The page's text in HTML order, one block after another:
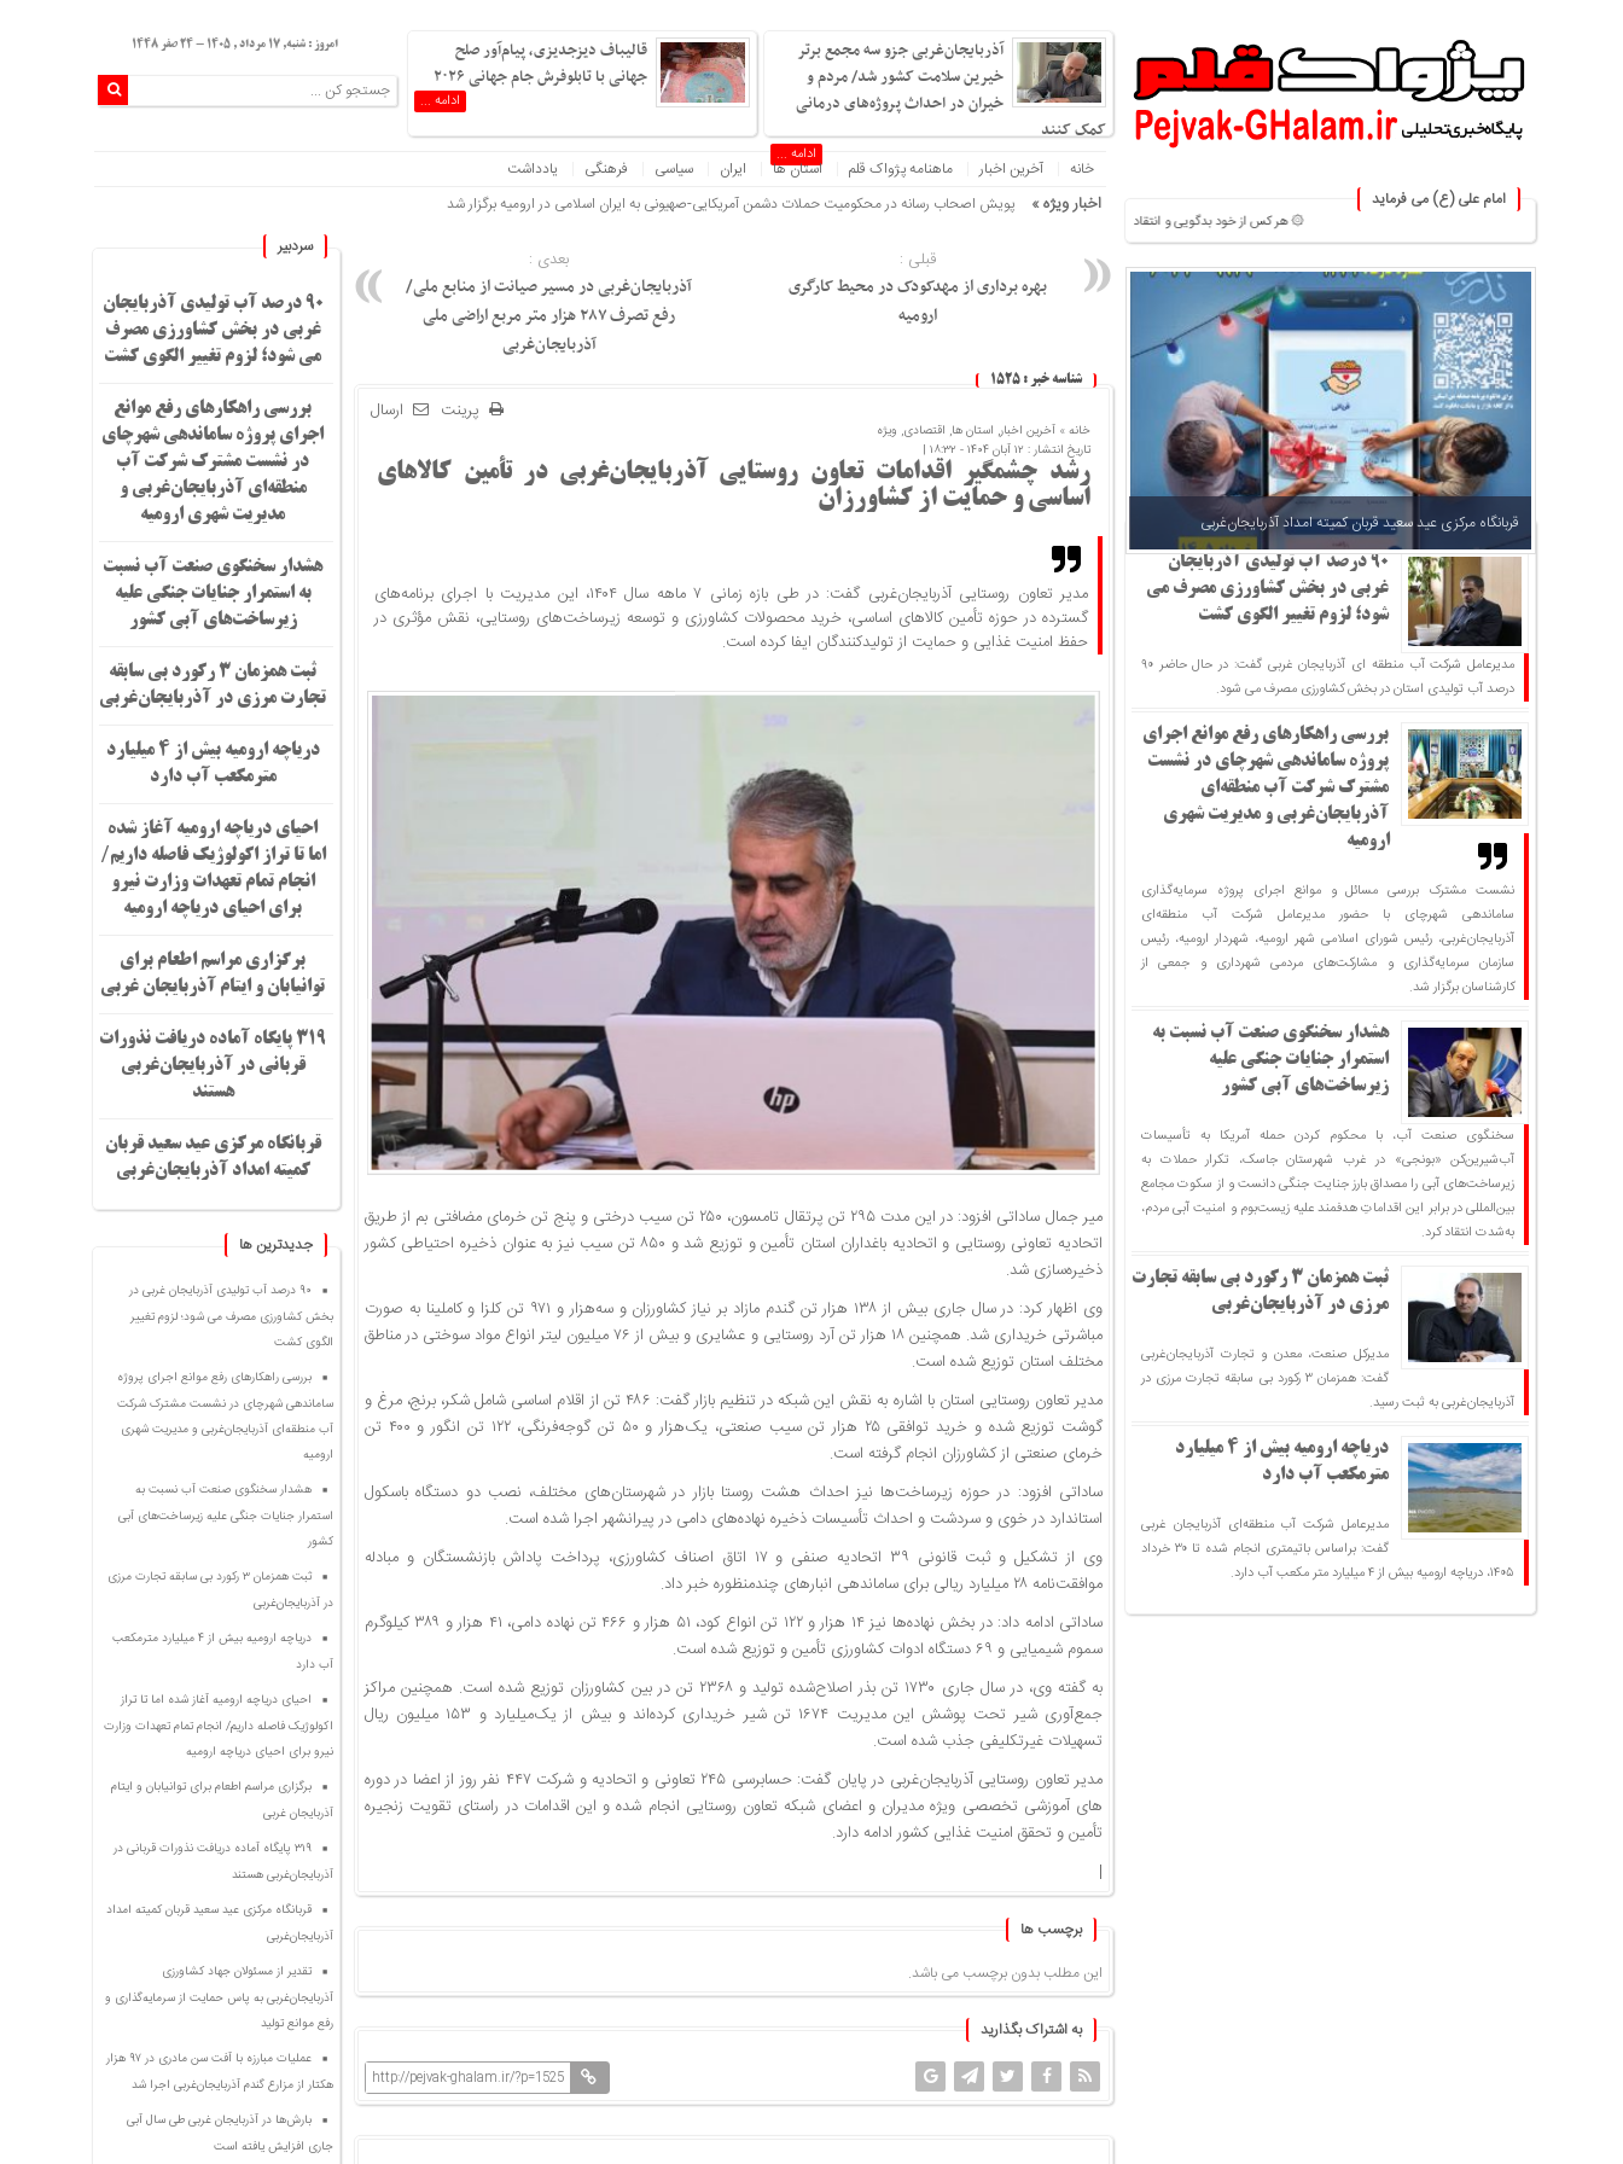
امام علی (ع) می فرماید
۞ هر کس از خود بدگویی و انتقاد کند٬خود را اصلاح کرده و هر کس خودستایی نماید٬ پس به تحقیق خویش را تباه نموده است. ۞
قربانگاه مرکزی عید سعید قربان کمیته امداد آذربایجان‌غربی
جدیدترین مقالات
۹۰ درصد آب تولیدی آذربایجان
غربی در بخش کشاورزی مصرف می
شود؛ لزوم تغییر الگوی کشت
مدیرعامل شرکت آب منطقه ای آذربایجان غربی گفت: در حال حاضر ۹۰
درصد آب تولیدی استان در بخش کشاورزی مصرف می شود.
بررسی راهکارهای رفع موانع اجرای
پروژه ساماندهی شهرچای در نشست
مشترک شرکت آب منطقه‌ای
آذربایجان‌غربی و مدیریت شهری
ارومیه
نشست مشترک بررسی مسائل و موانع اجرای پروژه سرمایه‌گذاری
ساماندهی شهرچای با حضور مدیرعامل شرکت آب منطقه‌ای
آذربایجان‌غربی، رئیس شورای اسلامی شهر ارومیه، شهردار ارومیه، رئیس
سازمان سرمایه‌گذاری و مشارکت‌های مردمی شهرداری و جمعی از
کارشناسان برگزار شد.
هشدار سخنگوی صنعت آب نسبت به
استمرار جنایات جنگی علیه
زیرساخت‌های آبی کشور
سخنگوی صنعت آب، با محکوم کردن حمله آمریکا به تأسیسات
آب‌شیرین‌کن «بونجی» در غرب شهرستان جاسک، تکرار حملات به
زیرساخت‌های آبی را مصداق بارز جنایت جنگی دانست و از سکوت مجامع
بین‌المللی در برابر این اقداماتِ هدفمند علیه زیست‌بوم و امنیت آبی مردم،
به‌شدت انتقاد کرد.
ثبت همزمان ۳ رکورد بی سابقه تجارت
مرزی در آذربایجان‌غربی
مدیرکل صنعت، معدن و تجارت آذربایجان‌غربی
گفت: همزمان ۳ رکورد بی سابقه تجارت مرزی در
آذربایجان‌غربی به ثبت رسید.
دریاچه ارومیه بیش از ۴ میلیارد
مترمکعب آب دارد
مدیرعامل شرکت آب منطقه‌ای آذربایجان غربی
گفت: براساس باتیمتری انجام شده تا ۳۰ خرداد
۱۴۰۵، دریاچه ارومیه بیش از ۴ میلیارد متر مکعب آب دارد.
آذربایجان‌غربی جزو سه مجمع برتر
خیرین سلامت کشور شد/ مردم و
خیران در احداث پروژه‌های درمانی
کمک کنند
ادامه ...
قالیباف دیزجدیزی، پیام‌آور صلح
جهانی با تابلوفرش جام جهانی ۲۰۲۶
ادامه ...
امروز : شنبه, ۱۷ مرداد , ۱۴۰۵ - 24 صفر 1448
خانه آخرین اخبار ماهنامه پژواک قلم استان ها ایران سیاسی فرهنگی یادداشت
اخبار ویژه » بهره مندی بیش از ۲ هزا
بعدی :
آذربایجان‌غربی در مسیر صیانت از منابع ملی/
رفع تصرف ۲۸۷ هزار متر مربع اراضی ملی
آذربایجان‌غربی
قبلی :
بهره برداری از مهدکودک در محیط کارگری
ارومیه
شناسه خبر : 1525
ارسال پرینت
خانه » آخرین اخبار, استان ها, اقتصادی, ویژه
تاریخ انتشار : ۱۲ آبان ۱۴۰۴ - ۱۸:۳۲ |
رشد چشمگیر اقدامات تعاون روستایی آذربایجان‌غربی در تأمین کالاهای
اساسی و حمایت از کشاورزان
مدیر تعاون روستایی آذربایجان‌غربی گفت: در طی بازه زمانی ۷ ماهه سال ۱۴۰۴، این مدیریت با اجرای برنامه‌های
گسترده در حوزه تأمین کالاهای اساسی، خرید محصولات کشاورزی و توسعه زیرساخت‌های روستایی، نقش مؤثری در
حفظ امنیت غذایی و حمایت از تولیدکنندگان ایفا کرده است.
میر جمال ساداتی افزود: در این مدت ۲۹۵ تن پرتقال تامسون، ۲۵۰ تن سیب درختی و پنج تن خرمای مضافتی بم از طریق
اتحادیه‌ تعاونی روستایی و اتحادیه باغداران استان تأمین و توزیع شد و ۸۵۰ تن سیب نیز به عنوان ذخیره احتیاطی کشور
ذخیره‌سازی شد.
وی اظهار کرد: در سال جاری بیش از ۱۳۸ هزار تن گندم مازاد بر نیاز کشاورزان و سه‌هزار و ۹۷۱ تن کلزا و کاملینا به صورت
مباشرتی خریداری شد. همچنین ۱۸ هزار تن آرد روستایی و عشایری و بیش از ۷۶ میلیون لیتر انواع مواد سوختی در مناطق
مختلف استان توزیع شده است.
مدیر تعاون روستایی استان با اشاره به نقش این شبکه در تنظیم بازار گفت: ۴۸۶ تن از اقلام اساسی شامل شکر، برنج، مرغ و
گوشت توزیع شده و خرید توافقی ۲۵ هزار تن سیب صنعتی، یک‌هزار و ۵۰ تن گوجه‌فرنگی، ۱۲۲ تن انگور و ۴۰۰ تن
خرمای صنعتی از کشاورزان انجام گرفته است.
ساداتی افزود: در حوزه زیرساخت‌ها نیز احداث هشت روستا بازار در شهرستان‌های مختلف، نصب دو دستگاه باسکول
استاندارد در خوی و سردشت و احداث تأسیسات ذخیره نهاده‌های دامی در پیرانشهر اجرا شده است.
وی از تشکیل و ثبت قانونی ۳۹ اتحادیه صنفی و ۱۷ اتاق اصناف کشاورزی، پرداخت پاداش بازنشستگان و مبادله
موافقت‌نامه ۲۸ میلیارد ریالی برای ساماندهی انبارهای چندمنظوره خبر داد.
ساداتی ادامه داد: در بخش نهاده‌ها نیز ۱۴ هزار و ۱۲۲ تن انواع کود، ۵۱ هزار و ۴۶۶ تن نهاده دامی، ۴۱ هزار و ۳۸۹ کیلوگرم
سموم شیمیایی و ۶۹ دستگاه ادوات کشاورزی تأمین و توزیع شده است.
به گفته وی، در سال جاری ۱۷۳۰ تن بذر اصلاح‌شده تولید و ۲۳۶۸ تن در بین کشاورزان توزیع شده است. همچنین مراکز
جمع‌آوری شیر تحت پوشش این مدیریت ۱۶۷۴ تن شیر خریداری کرده‌اند و بیش از یک‌میلیارد و ۱۵۳ میلیون ریال
تسهیلات غیرتکلیفی جذب شده است.
مدیر تعاون روستایی آذربایجان‌غربی در پایان گفت: حسابرسی ۲۴۵ تعاونی و اتحادیه و شرکت ۴۴۷ نفر روز از اعضا در دوره
های آموزشی تخصصی ویژه مدیران و اعضای شبکه تعاون روستایی انجام شده و این اقدامات در راستای تقویت زنجیره
تأمین و تحقق امنیت غذایی کشور ادامه دارد.
|
برچسب ها
این مطلب بدون برچسب می باشد.
به اشتراک بگذارید
http://pejvak-ghalam.ir/?p=1525
سردبیر
۹۰ درصد آب تولیدی آذربایجان
غربی در بخش کشاورزی مصرف
می شود؛ لزوم تغییر الگوی کشت
بررسی راهکارهای رفع موانع
اجرای پروژه ساماندهی شهرچای
در نشست مشترک شرکت آب
منطقه‌ای آذربایجان‌غربی و
مدیریت شهری ارومیه
هشدار سخنگوی صنعت آب نسبت
به استمرار جنایات جنگی علیه
زیرساخت‌های آبی کشور
ثبت همزمان ۳ رکورد بی سابقه
تجارت مرزی در آذربایجان‌غربی
دریاچه ارومیه بیش از ۴ میلیارد
مترمکعب آب دارد
احیای دریاچه ارومیه آغاز شده
اما تا تراز اکولوژیک فاصله داریم/
انجام تمام تعهدات وزارت نیرو
برای احیای دریاچه ارومیه
برگزاری مراسم اطعام برای
توانیابان و ایتام آذربایجان غربی
۳۱۹ پایگاه آماده دریافت نذورات
قربانی در آذربایجان‌غربی
هستند
قربانگاه مرکزی عید سعید قربان
کمیته امداد آذربایجان‌غربی
جديدترين ها
۹۰ درصد آب تولیدی آذربایجان غربی در
بخش کشاورزی مصرف می شود؛ لزوم تغییر
الگوی کشت
بررسی راهکارهای رفع موانع اجرای پروژه
ساماندهی شهرچای در نشست مشترک شرکت
آب منطقه‌ای آذربایجان‌غربی و مدیریت شهری
ارومیه
هشدار سخنگوی صنعت آب نسبت به
استمرار جنایات جنگی علیه زیرساخت‌های آبی
کشور
ثبت همزمان ۳ رکورد بی سابقه تجارت مرزی
در آذربایجان‌غربی
دریاچه ارومیه بیش از ۴ میلیارد مترمکعب
آب دارد
احیای دریاچه ارومیه آغاز شده اما تا تراز
اکولوژیک فاصله داریم/ انجام تمام تعهدات وزارت
نیرو برای احیای دریاچه ارومیه
برگزاری مراسم اطعام برای توانیابان و ایتام
آذربایجان غربی
۳۱۹ پایگاه آماده دریافت نذورات قربانی در
آذربایجان‌غربی هستند
قربانگاه مرکزی عید سعید قربان کمیته امداد
آذربایجان‌غربی
تقدیر از مسئولان جهاد کشاورزی
آذربایجان‌غربی به پاس حمایت از سرمایه‌گذاری و
رفع موانع تولید
عملیات مبارزه با آفت سن مادری در ۹۷ هزار
هکتار از مزارع گندم آذربایجان‌غربی اجرا شد
بارش‌ها در آذربایجان غربی طی سال آبی
جاری افزایش یافته است